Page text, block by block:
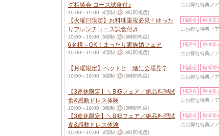
グ相談会 コース試食付♪
10:00～19:00 3部制 ( :3時間程度)
にお得な特典／
【火曜日限定】お料理重視必見！ゆった
りフレンチコース試食付き
10:00～19:00 3部制 ( :3時間程度)
相談会
模擬挙
にお得な特典／
6名様～OK！まったり家族婚フェア
10:00～19:00 3部制 ( :3時間程度)
相談会
模擬挙
にお得な特典／
【月曜限定】ペットと一緒に会場見学
10:00～19:00 3部制 ( :3時間程度)
相談会
模擬挙
にお得な特典／
【3連休限定】＼BIGフェア／絶品料理試
食&感動ドレス体験
10:00～19:00 3部制 ( :3時間程度)
相談会
模擬挙
にお得な特典／
【3連休限定】＼BIGフェア／絶品料理試
食&感動ドレス体験
10:00～19:00 3部制 ( :3時間程度)
相談会
模擬挙
にお得な特典／